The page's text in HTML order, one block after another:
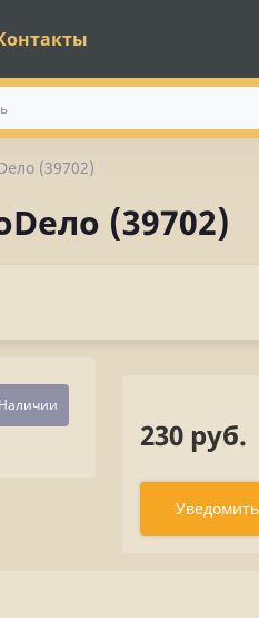
(39702)
(39702)
230 руб.